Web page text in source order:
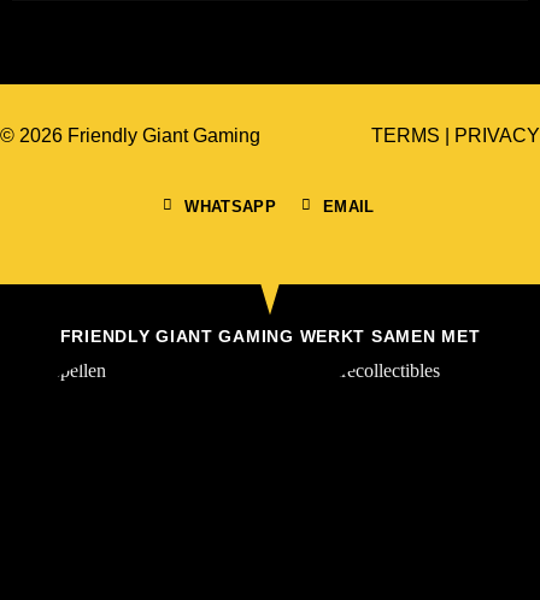
© 2026 Friendly Giant Gaming
WHATSAPP EMAIL
TERMS PRIVACY
FRIENDLY GIANT GAMING WERKT SAMEN MET